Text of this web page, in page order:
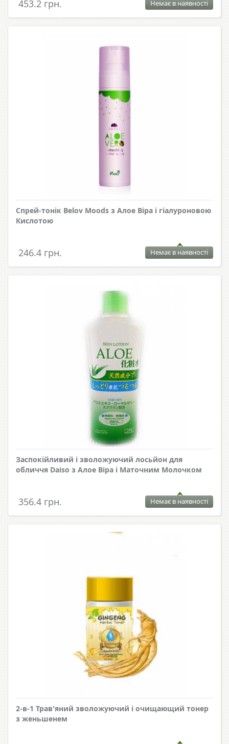
453.2 грн. Немає в наявності
Спрей-тонік Belov Moods з Алое Віра і гіалуроновою
Кислотою
246.4 грн. Немає в наявності
Заспокійливий і зволожуючий лосьйон для
обличчя Daiso з Алое Віра і Маточним Молочком
356.4 грн. Немає в наявності
2-в-1 Трав'яний зволожуючий і очищающий тонер
з женьшенем